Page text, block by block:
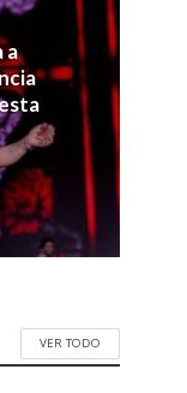
a
VER TODO